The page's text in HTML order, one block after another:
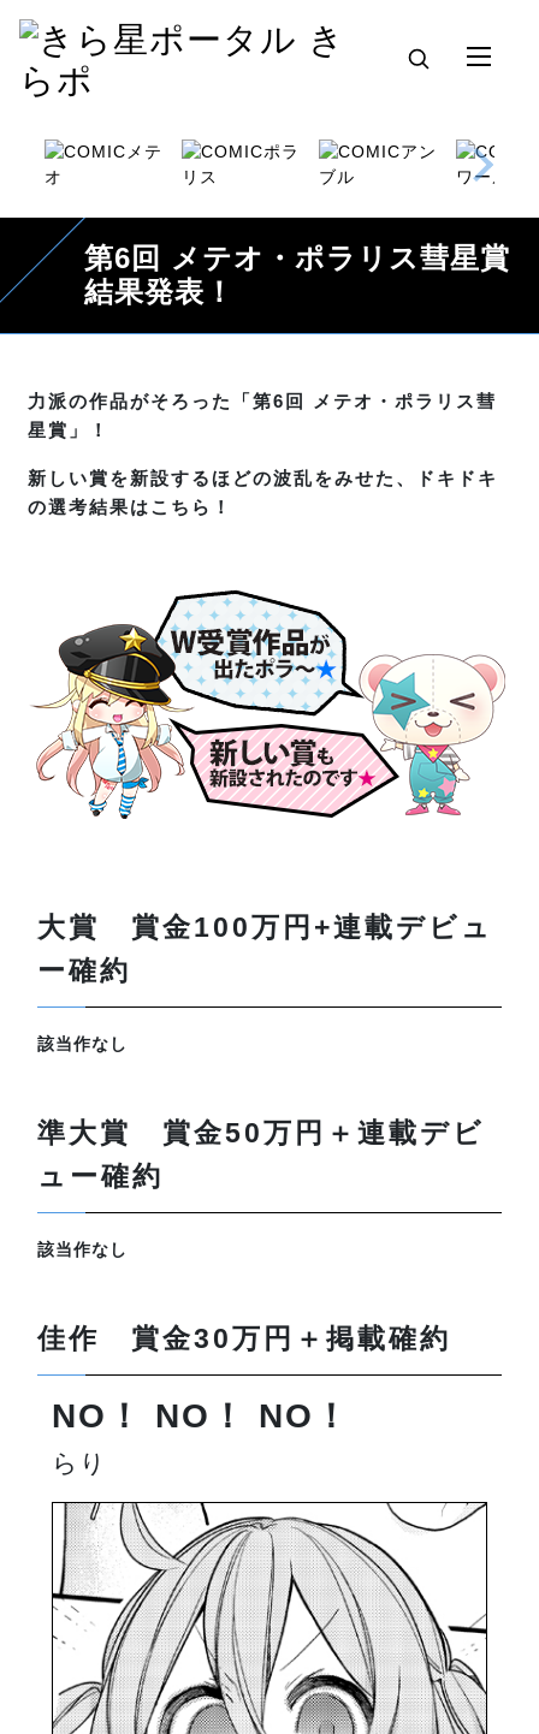
第6回 メテオ・ポラリス彗星賞
結果発表！
力派の作品がそろった「第6回 メテオ・ポラリス彗
星賞」！
新しい賞を新設するほどの波乱をみせた、ドキドキ
の選考結果はこちら！
大賞 賞金100万円+連載デビュ
ー確約
該当作なし
準大賞 賞金50万円＋連載デビ
ュー確約
該当作なし
佳作 賞金30万円＋掲載確約
NO！ NO！ NO！
らり